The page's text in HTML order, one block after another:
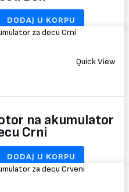
DODAJ U KORPU
Quick View
na akumulator
Crni
DODAJ U KORPU